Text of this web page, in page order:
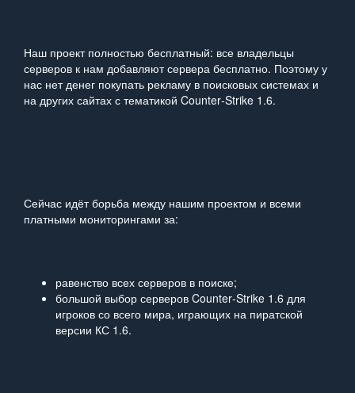
Наш проект полностью бесплатный: все владельцы
серверов к нам добавляют сервера бесплатно. Поэтому у
нас нет денег покупать рекламу в поисковых системах и
на других сайтах с тематикой Counter‑Strike 1.6.
Сейчас идёт борьба между нашим проектом и всеми
платными мониторингами за:
равенство всех серверов в поиске;
большой выбор серверов Counter‑Strike 1.6 для
игроков со всего мира, играющих на пиратской
версии КС 1.6.